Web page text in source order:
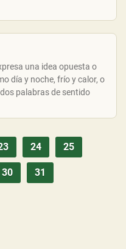
una idea opuesta o
día y noche, frío y calor, o
palabras de sentido
24 25
30 31